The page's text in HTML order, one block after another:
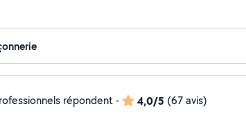
répondent- 4,0/5 (67 avis)